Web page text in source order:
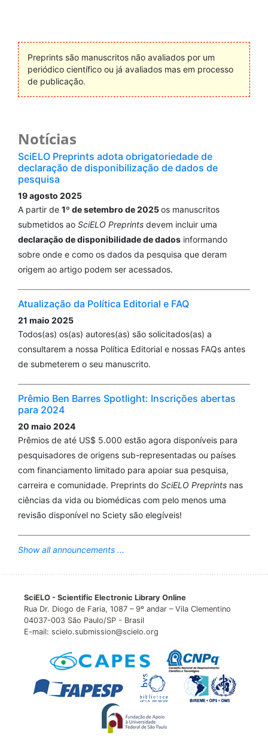
Preprints são manuscritos não avaliados por um
periódico científico ou já avaliados mas em processo
de publicação.
Notícias
SciELO Preprints adota obrigatoriedade de
declaração de disponibilização de dados de
pesquisa
19 agosto 2025
A partir de 1º de setembro de 2025os manuscritos
submetidos ao SciELO Preprints devem incluir uma
declaração de disponibilidade de dados informando
sobre onde e como os dados da pesquisa que deram
origem ao artigo podem ser acessados.
Atualização da Política Editorial e FAQ
21 maio 2025
Todos(as) os(as) autores(as) são solicitados(as) a
consultarem a nossa Política Editorial e nossas FAQs antes
de submeterem o seu manuscrito.
Prêmio Ben Barres Spotlight: Inscrições abertas
para 2024
20 maio 2024
Prêmios de até US$ 5.000 estão agora disponíveis para
pesquisadores de origens sub-representadas ou países
com financiamento limitado para apoiar sua pesquisa,
carreira e comunidade. Preprints do SciELO Preprints nas
ciências da vida ou biomédicas com pelo menos uma
revisão disponível no Sciety são elegíveis!
Show all announcements ...
SciELO - Scientific Electronic Library Online
Rua Dr. Diogo de Faria, 1087 – 9º andar – Vila Clementino
04037-003 São Paulo/SP - Brasil
E-mail: scielo.submission@scielo.org